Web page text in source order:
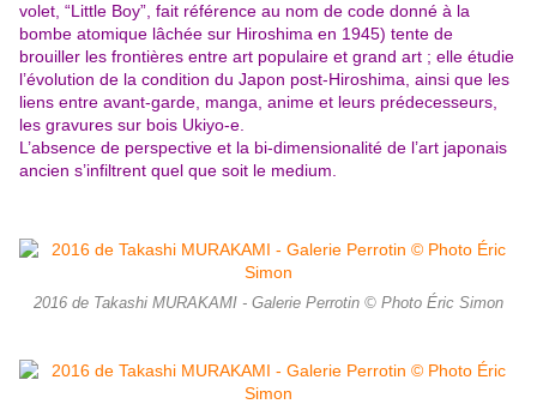
volet, “Little Boy”, fait référence au nom de code donné à la
bombe atomique lâchée sur Hiroshima en 1945) tente de
brouiller les frontières entre art populaire et grand art ; elle étudie
l’évolution de la condition du Japon post-Hiroshima, ainsi que les
liens entre avant-garde, manga, anime et leurs prédecesseurs,
les gravures sur bois Ukiyo-e.
L’absence de perspective et la bi-dimensionalité de l’art japonais
ancien s’infiltrent quel que soit le medium.
2016 de Takashi MURAKAMI - Galerie Perrotin © Photo Éric Simon